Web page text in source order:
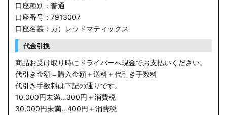
口座種別：普通
口座番号：7913007
口座名義：カ）レッドマティックス
代金引換
商品お受け取り時にドライバーへ現金でお支払いください。
代引き金額＝購入金額＋送料＋代引き手数料
代引き手数料は下記の通りです。
10,000円未満…300円＋消費税
30,000円未満…400円＋消費税